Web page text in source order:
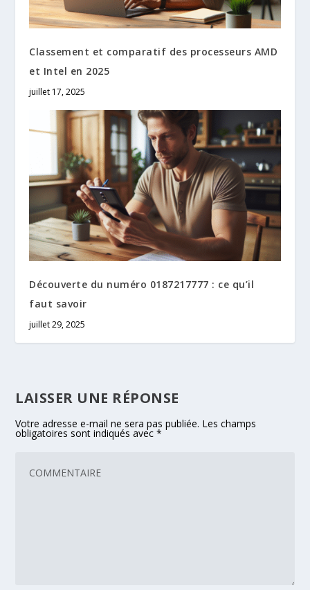
Classement et comparatif des processeurs AMD
et Intel en 2025
juillet 17, 2025
Découverte du numéro 0187217777 : ce qu’il
faut savoir
juillet 29, 2025
LAISSER UNE RÉPONSE
Votre adresse e-mail ne sera pas publiée. Les champs
obligatoires sont indiqués avec*